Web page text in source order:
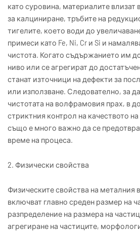
като суровина, материалите влизат
за калциниране, тръбите на
тигелите, което води до
примеси като Fe, Ni, Cr и Si и
чистота. Когато съдържанието им
ниво или се агрегират до
станат източници на дефекти за
или използване. Следователно, за
чистотата на волфрамовия прах, в
стриктния контрол на качеството на
също е много важно да се
време на процеса.
2. Физически свойства
Физическите свойства на металния
включват главно среден размер на
разпределение на размера на
агрегиране на частиците,